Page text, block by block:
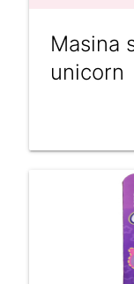
Masina
unicorn